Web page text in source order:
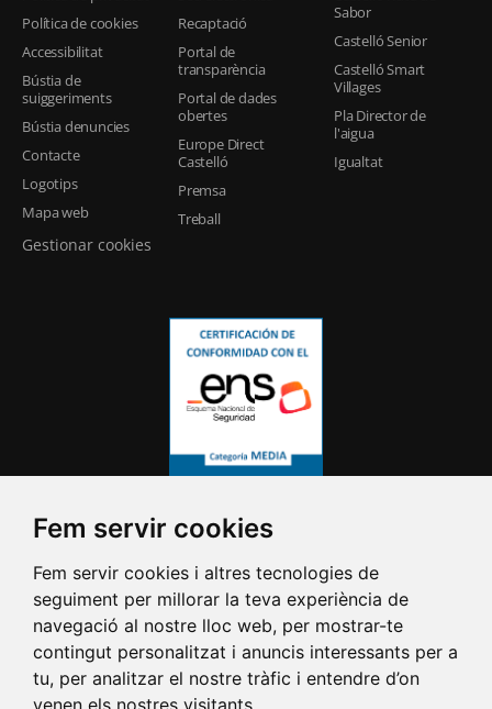
Fem servir cookies
Fem servir cookies i altres tecnologies de
seguiment per millorar la teva experiència de
navegació al nostre lloc web, per mostrar-te
contingut personalitzat i anuncis interessants per a
tu, per analitzar el nostre tràfic i entendre d’on
venen els nostres visitants.
Política de cookies
Accessibilitat
Bústia de
suiggeriments
Bústia denuncies
Contacte
Logotips
Mapa web
Gestionar cookies
Recaptació
Portal de
transparència
Portal de dades
obertes
Europe Direct
Castelló
Premsa
Treball
Sabor
Castelló Senior
Castelló Smart
Villages
Pla Director de
l'aigua
Igualtat